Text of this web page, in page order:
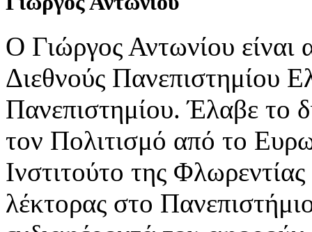
Ο Γιώργος Αντωνίου είναι
Διεθνούς Πανεπιστημίου
Πανεπιστημίου. Έλαβε το
τον Πολιτισμό από το
Ινστιτούτο της
λέκτορας στο